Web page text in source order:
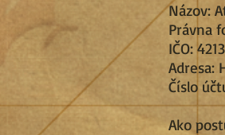
Názov:
Právna
IČO:
Adresa:
Číslo
Ako